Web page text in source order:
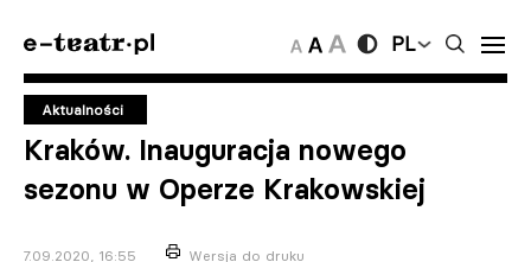
PL
Aktualności
Kraków. Inauguracja nowego
sezonu w Operze Krakowskiej
7.09.2020, 16:55 Wersja do druku